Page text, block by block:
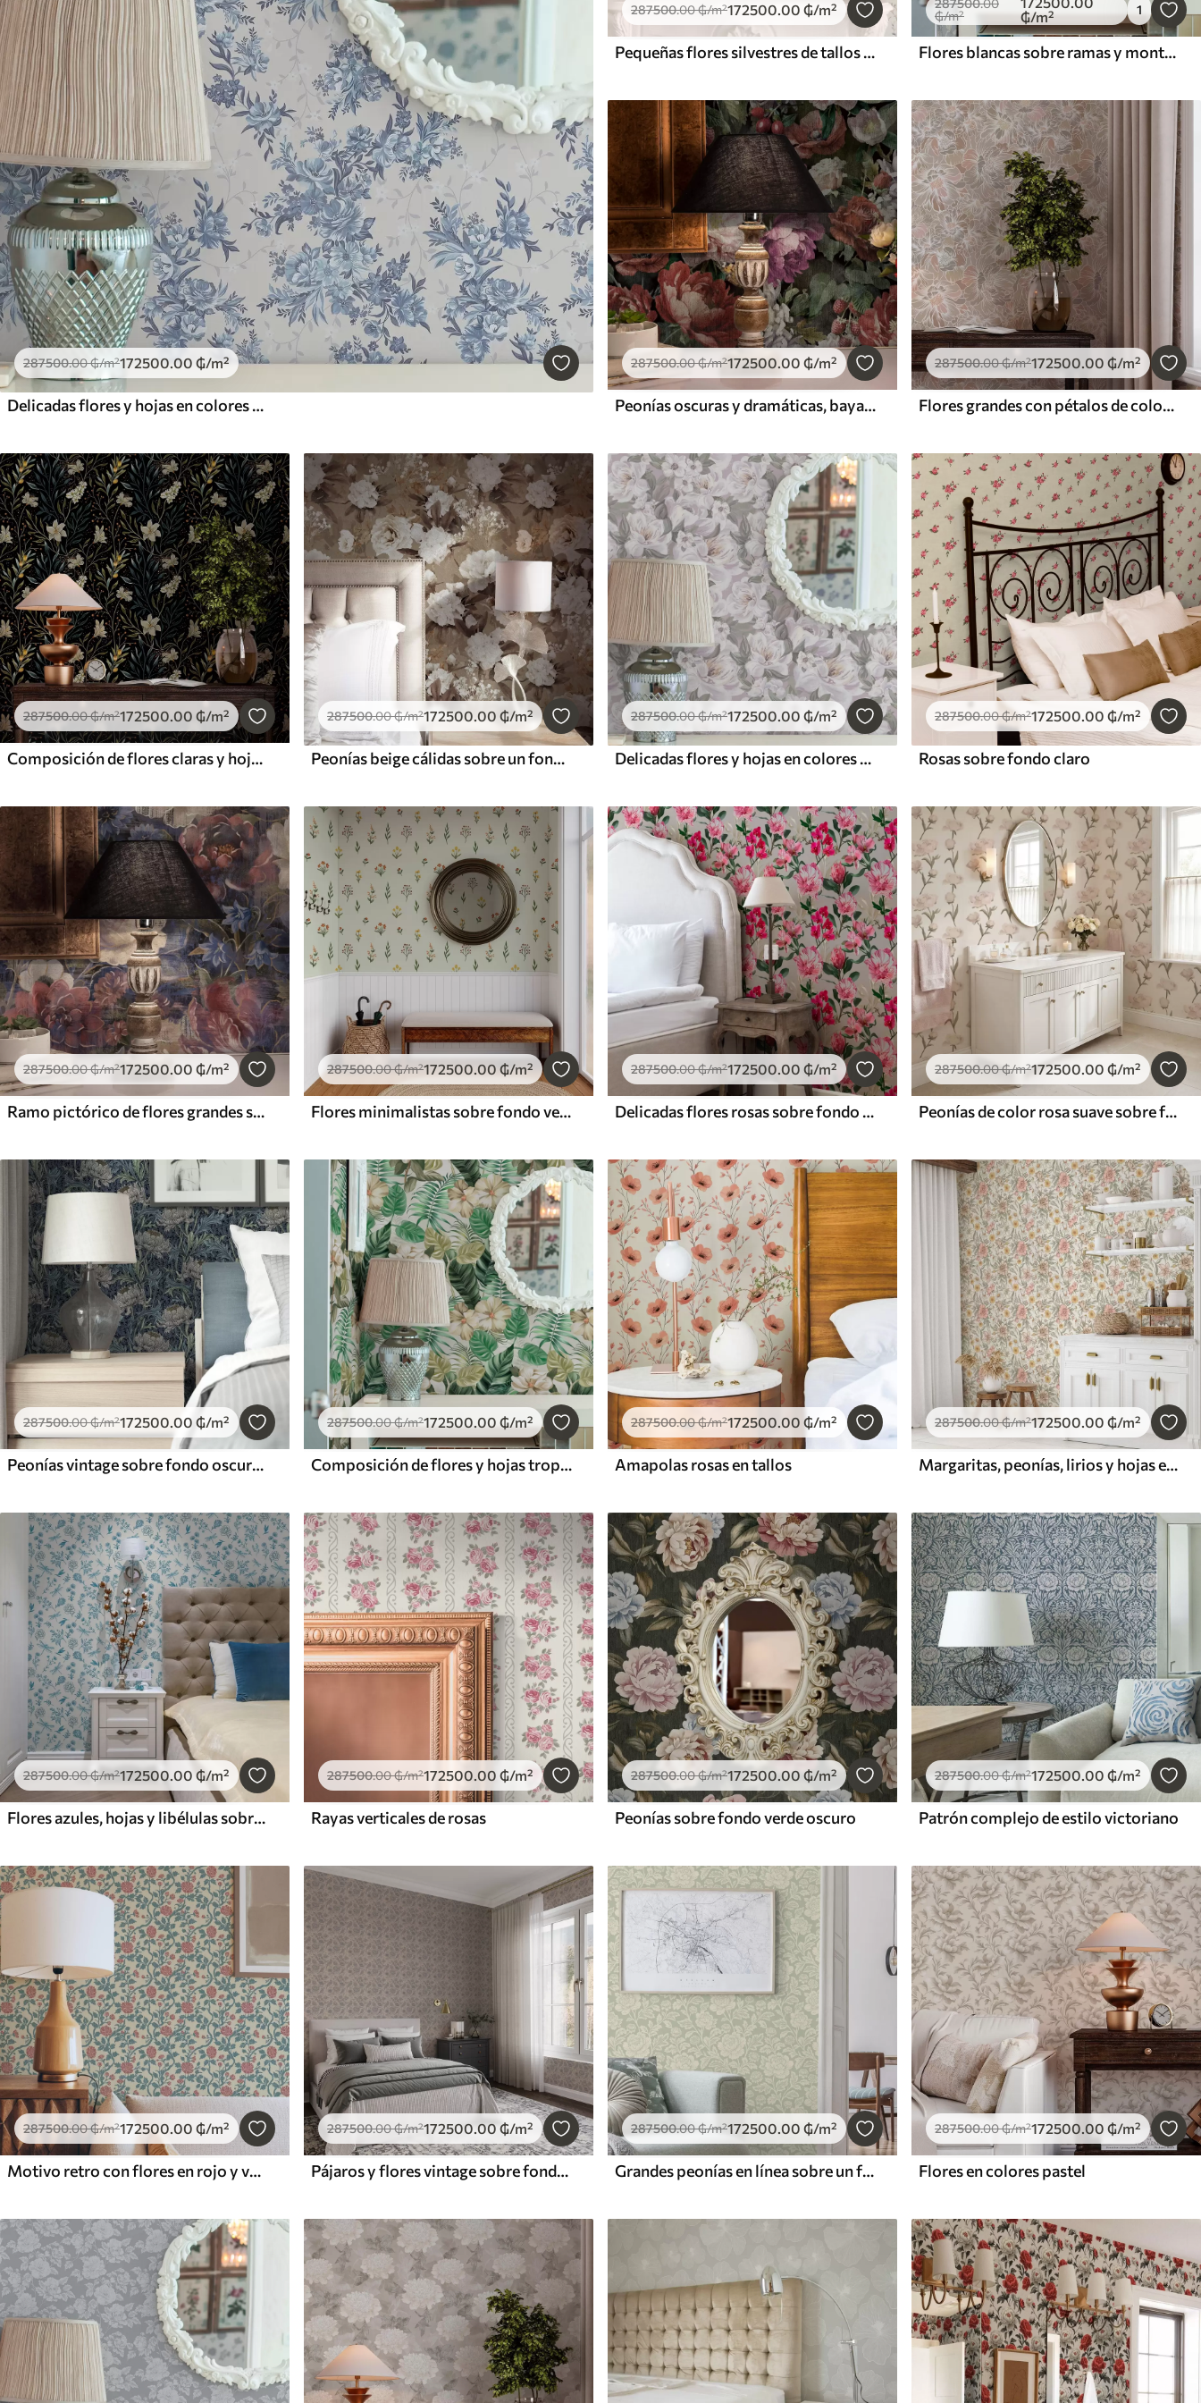
287500.00₲/m²172500.00 ₲/m²
Delicadas flores y hojas en colores azul y celeste sobre fondo claro
287500.00₲/m²172500.00 ₲/m²
Pequeñas flores silvestres de tallos finos sobre fondo claro
287500.00
₲/m²
₲/m² 1
Flores blancas sobre ramas y montañas sobre fondo azul
287500.00₲/m²172500.00 ₲/m²
Peonías oscuras y dramáticas, bayas y mariposa sobre fondo negro
287500.00₲/m²172500.00 ₲/m²
Flores grandes con pétalos de colores en tonos pastel
287500.00₲/m²172500.00 ₲/m²
Composición de flores claras y hojas oscuras sobre fondo oscuro
287500.00₲/m²172500.00 ₲/m²
Peonías beige cálidas sobre un fondo texturizado
287500.00₲/m²172500.00 ₲/m²
Delicadas flores y hojas en colores pastel
287500.00₲/m²172500.00 ₲/m²
Rosas sobre fondo claro
287500.00₲/m²172500.00 ₲/m²
Ramo pictórico de flores grandes sobre fondo índigo intenso
287500.00₲/m²172500.00 ₲/m²
Flores minimalistas sobre fondo verde claro
287500.00₲/m²172500.00 ₲/m²
Delicadas flores rosas sobre fondo claro
287500.00₲/m²172500.00 ₲/m²
Peonías de color rosa suave sobre fondo claro
287500.00₲/m²172500.00 ₲/m²
Peonías vintage sobre fondo oscuro, estilo floral gótico
287500.00₲/m²172500.00 ₲/m²
Composición de flores y hojas tropicales
287500.00₲/m²172500.00 ₲/m²
Amapolas rosas en tallos
287500.00₲/m²172500.00 ₲/m²
Margaritas, peonías, lirios y hojas en delicados colores
287500.00₲/m²172500.00 ₲/m²
Flores azules, hojas y libélulas sobre fondo blanco
287500.00₲/m²172500.00 ₲/m²
Rayas verticales de rosas
287500.00₲/m²172500.00 ₲/m²
Peonías sobre fondo verde oscuro
287500.00₲/m²172500.00 ₲/m²
Patrón complejo de estilo victoriano
287500.00₲/m²172500.00 ₲/m²
Motivo retro con flores en rojo y verde
287500.00₲/m²172500.00 ₲/m²
Pájaros y flores vintage sobre fondo beige suave
287500.00₲/m²172500.00 ₲/m²
Grandes peonías en línea sobre un fondo salvia
287500.00₲/m²172500.00 ₲/m²
Flores en colores pastel